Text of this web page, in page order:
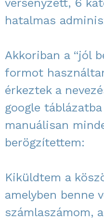
hatalmas
Akkoriban a “jól
formot
érkeztek a
google
manuálisan
berögzítettem:
Kiküldtem a
amelyben benne
számlaszámom,